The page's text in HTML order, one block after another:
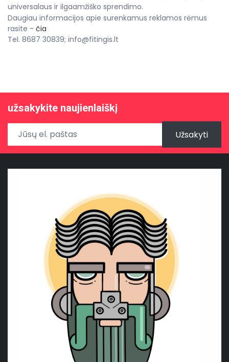
universalaus ir ilgaamžiško sprendimo.
Daugiau informacijos apie surenkamus reklamos rėmus
rasite - čia
Tel. 8687 30839; info@fitingis.lt
užsakykite naujienlaiškį
Užsakyti